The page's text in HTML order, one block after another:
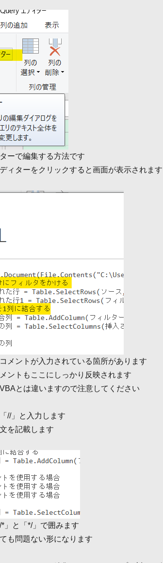
ーで編集する方法です
ィターをクリックすると画面が表示されます
メントが入力されている箇所があります
ントもここにしっかり反映されます
とは違いますので注意してください
//」と入力します
を記載します
」と「*/」で囲みます
も問題ない形になります